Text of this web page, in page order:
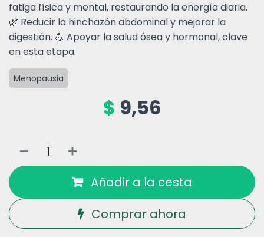
fatiga física y mental, restaurando la energía diaria.
🌿 Reducir la hinchazón abdominal y mejorar la
digestión. 💪 Apoyar la salud ósea y hormonal, clave
en esta etapa.
Menopausia
$ 9,56
Añadir a la cesta
Comprar ahora